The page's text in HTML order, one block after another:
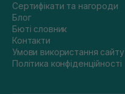
Сертифікати та нагороди
Блог
Бюті словник
Контакти
Умови використання сайту
Політика конфіденційності